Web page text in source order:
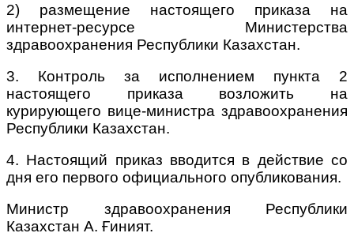
2) размещение настоящего приказа на
интернет-ресурсе Министерства
здравоохранения Республики Казахстан.
3. Контроль за исполнением пункта 2
настоящего приказа возложить на
курирующего вице-министра здравоохранения
Республики Казахстан.
4. Настоящий приказ вводится в действие со
дня его первого официального опубликования.
Министр здравоохранения Республики
Казахстан А. Ғиният.